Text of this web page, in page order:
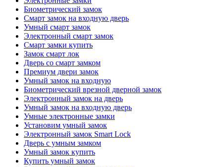
Биометрический замок
Смарт замок на входную дверь
Умный смарт замок
Электронный смарт замок
Смарт замки купить
Замок смарт лок
Дверь со смарт замком
Премиум двери замок
Умный замок на входную
Биометрический врезной дверной замок
Электронный замок на дверь
Умный замок на входную дверь
Умные электронные замки
Установим умный замок
Электронный замок Smart Lock
Дверь с умным замком
Умный замок купить
Купить умный замок